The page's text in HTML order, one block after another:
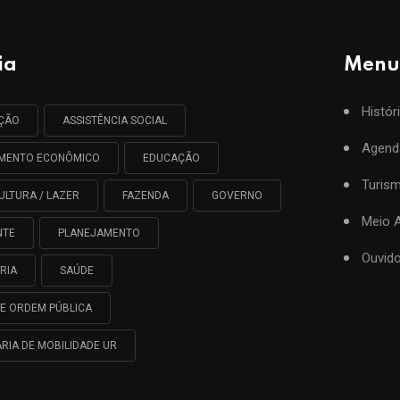
ASSISTÊNCIA SOCIAL
ECONÔMICO EDUCAÇÃO
/ LAZER FAZENDA GOVERNO
PLANEJAMENTO
SAÚDE
ORDEM PÚBLICA
DE MOBILIDADE UR
Menu
Meio